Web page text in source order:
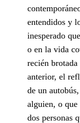
entendidos y
inesperado
o en la vida
recién
anterior, el
de un
alguien, o que
dos personas